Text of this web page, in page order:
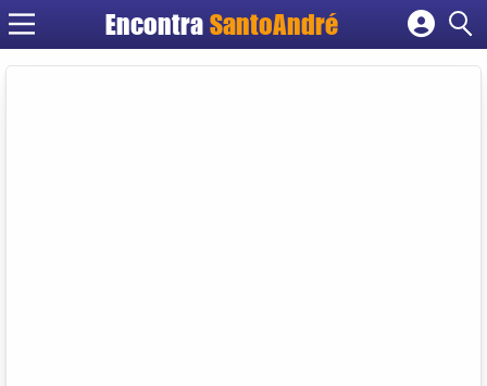
Encontra SantoAndré
Cadastrar empresa